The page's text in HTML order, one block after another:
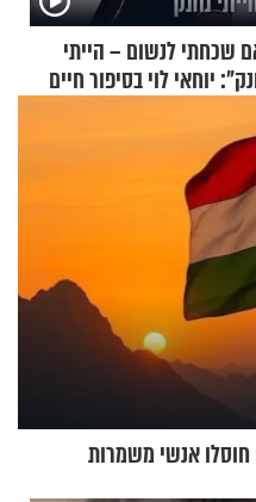
שכחתי לנשום – הייתי
יוחאי לוי בסיפור חיים
חוסלו אנשי משמרות